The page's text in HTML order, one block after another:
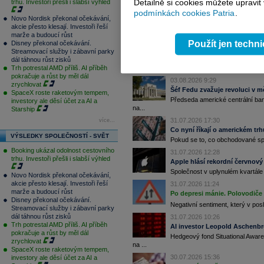
trhu. Investoři přešli i slabší výhled
Novo Nordisk překonal očekávání,
akcie přesto klesají. Investoři řeší
marže a budoucí růst
Disney překonal očekávání.
Streamovací služby i zábavní parky
dál táhnou růst zisků
Trh potrestal AMD příliš. AI příběh
pokračuje a růst by měl dál
zrychlovat
SpaceX roste raketovým tempem,
investory ale děsí účet za AI a
Starship
více...
VÝSLEDKY SPOLEČNOSTÍ - SVĚT
Booking ukázal odolnost cestovního
trhu. Investoři přešli i slabší výhled
Novo Nordisk překonal očekávání,
akcie přesto klesají. Investoři řeší
marže a budoucí růst
Disney překonal očekávání.
Streamovací služby i zábavní parky
dál táhnou růst zisků
Trh potrestal AMD příliš. AI příběh
pokračuje a růst by měl dál
zrychlovat
SpaceX roste raketovým tempem,
investory ale děsí účet za AI a
PODCAST Týdenní výhled:
03.08.2026 12:09
03.08.2026 9:29
Šéf Fedu zvažuje revoluci v
Předseda americké centrální
na...
31.07.2026 17:30
Co nyní říkají o americkém
Pokud se to, co obchodované
31.07.2026 12:28
Apple hlásí rekordní
Společnost v uplynulém
31.07.2026 11:24
Po depresi mánie.
Negativní sentiment, který v
31.07.2026 10:26
AI investor Leopold
Hedgeový fond Situational
na ...
30.07.2026 15:36
Detailně si cookies můžete
podmínkách cookies Patria.
Použít jen